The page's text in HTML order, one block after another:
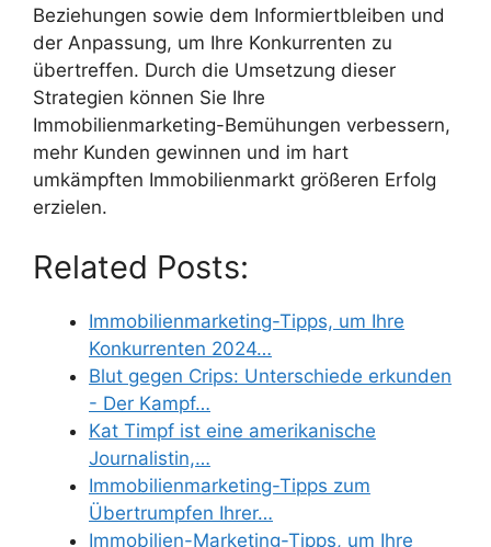
Beziehungen sowie dem Informiertbleiben und
der Anpassung, um Ihre Konkurrenten zu
übertreffen. Durch die Umsetzung dieser
Strategien können Sie Ihre
Immobilienmarketing-Bemühungen verbessern,
mehr Kunden gewinnen und im hart
umkämpften Immobilienmarkt größeren Erfolg
erzielen.
Related Posts:
Immobilienmarketing-Tipps, um Ihre
Konkurrenten 2024…
Blut gegen Crips: Unterschiede erkunden
- Der Kampf…
Kat Timpf ist eine amerikanische
Journalistin,…
Immobilienmarketing-Tipps zum
Übertrumpfen Ihrer…
Immobilien-Marketing-Tipps, um Ihre